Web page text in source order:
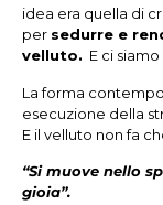
idea era quella di
per sedurre e
velluto. E ci
La forma
esecuzione della
E il velluto non fa
“Si muove nello
gioia”.